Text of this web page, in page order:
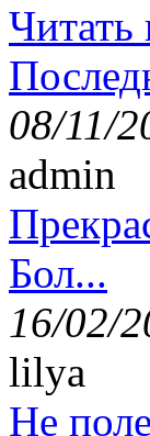
Читать
08/11/
admin
Бол...
16/02/
lilya
Не